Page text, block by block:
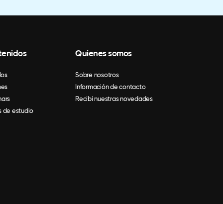
de estudio
Quienes somos
Sobre nosotros
Información de contacto
Recibí nuestras novedades